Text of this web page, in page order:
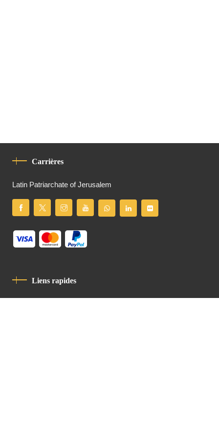
Carrières
Latin Patriarchate of Jerusalem
Liens rapides